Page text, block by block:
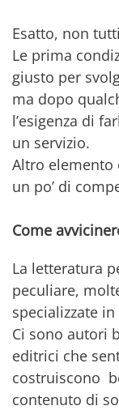
Esatto, non
Le prima
giusto per
ma dopo
l’esigenza di
un servizio.
Altro elemento
un po’ di
Come
La letteratura
peculiare,
specializzate
Ci sono autori
editrici che
costruiscono
contenuto di